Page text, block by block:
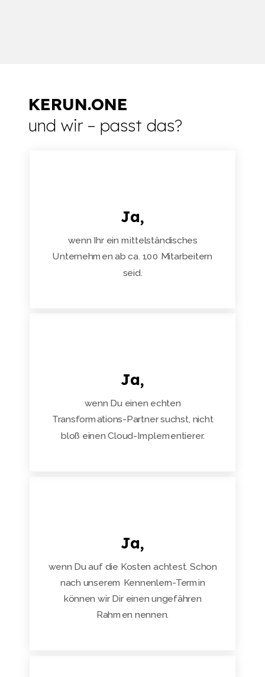
KERUN.ONE
und wir – passt das?
Ja,
wenn Ihr ein mittelständisches
Unternehmen ab ca. 100 Mitarbeitern
seid.
Ja,
wenn Du einen echten
Transformations-Partner suchst, nicht
bloß einen Cloud-Implementierer.
Ja,
wenn Du auf die Kosten achtest. Schon
nach unserem Kennenlern-Termin
können wir Dir einen ungefähren
Rahmen nennen.